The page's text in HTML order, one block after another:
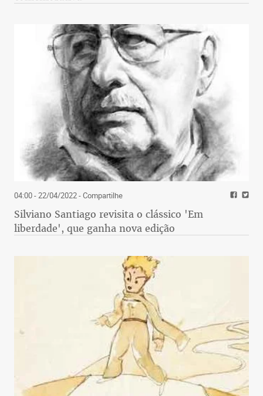
04:00 - 22/04/2022- Compartilhe
Silviano Santiago revisita o clássico 'Em
liberdade', que ganha nova edição